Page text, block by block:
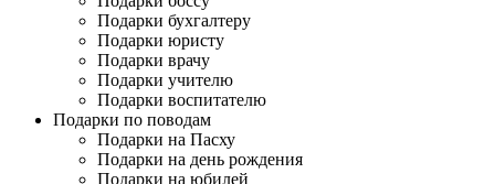
Подарки бухгалтеру
Подарки юристу
Подарки врачу
Подарки учителю
Подарки воспитателю
Подарки по поводам
Подарки на Пасху
Подарки на день рождения
Подарки на юбилей